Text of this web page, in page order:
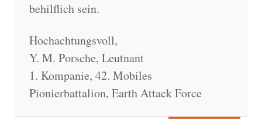
behilflich sein.
Hochachtungsvoll,
Y. M. Porsche, Leutnant
1. Kompanie, 42. Mobiles
Pionierbattalion, Earth Attack Force